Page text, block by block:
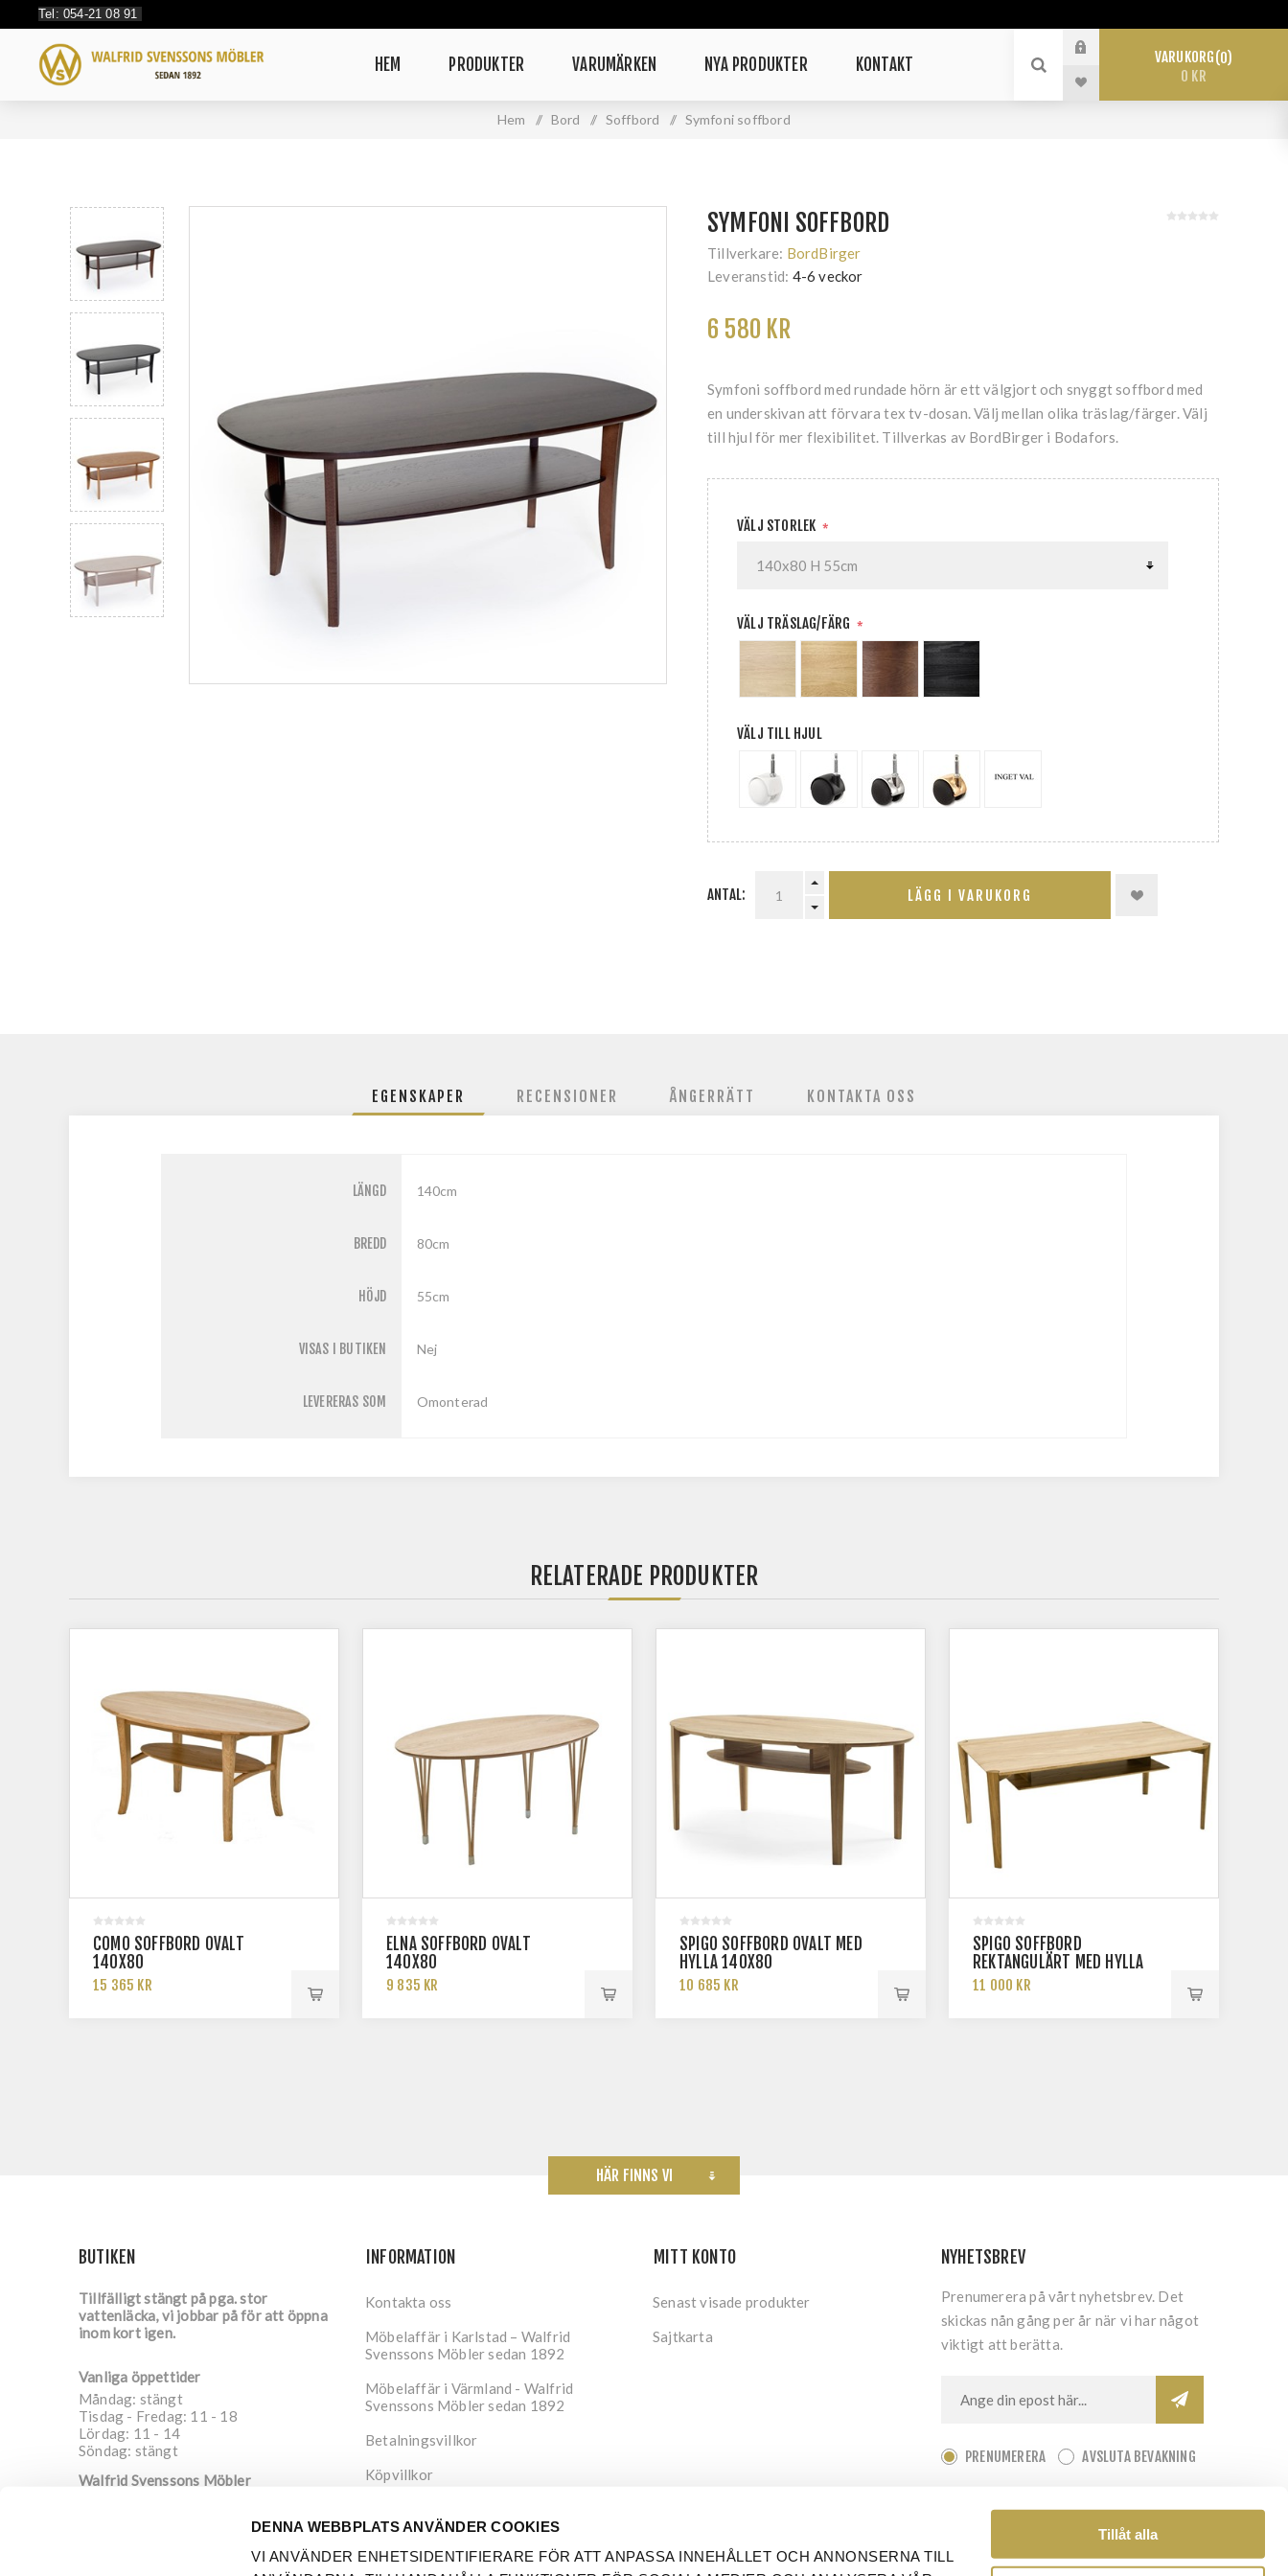
DENNA WEBBPLATS ANVÄNDER COOKIES
VI ANVÄNDER ENHETSIDENTIFIERARE FÖR ATT ANPASSA INNEHÅLLET OCH ANNONSERNA TILL
Tillåt alla
Tel: 054-21 08 91
HEM PRODUKTER VARUMÄRKEN NYA PRODUKTER KONTAKT VARUKORG 0
0 KR
Hem / Bord / Soffbord / Symfoni soffbord
SYMFONI SOFFBORD
Tillverkare: BordBirger
Leveranstid: 4-6 veckor
6 580 KR
Symfoni soffbord med rundade hörn är ett välgjort och snyggt soffbord med
en underskivan att förvara tex tv-dosan. Välj mellan olika träslag/färger. Välj
till hjul för mer flexibilitet. Tillverkas av BordBirger i Bodafors.
VÄLJ STORLEK *
VÄLJ TRÄSLAG/FÄRG *
VÄLJ TILL HJUL
ANTAL: LÄGG I VARUKORG
EGENSKAPER RECENSIONER ÅNGERRÄTT KONTAKTA OSS
LÄNGD 140cm
BREDD 80cm
HÖJD 55cm
VISAS I BUTIKEN Nej
LEVERERAS SOM Omonterad
RELATERADE PRODUKTER
COMO SOFFBORD OVALT
140X80
15 365 KR
ELNA SOFFBORD OVALT
140X80
9 835 KR
SPIGO SOFFBORD OVALT MED
HYLLA 140X80
10 685 KR
SPIGO SOFFBORD
REKTANGULÄRT MED HYLLA
140X80
11 000 KR
HÄR FINNS VI
BUTIKEN
Tillfälligt stängt på pga. stor
vattenläcka, vi jobbar på för att öppna
inom kort igen.
Vanliga öppettider
Måndag: stängt
Tisdag - Fredag: 11 - 18
Lördag: 11 - 14
Söndag: stängt
Walfrid Svenssons Möbler
INFORMATION
Kontakta oss
Möbelaffär i Karlstad – Walfrid
Svenssons Möbler sedan 1892
Möbelaffär i Värmland - Walfrid
Svenssons Möbler sedan 1892
Betalningsvillkor
Köpvillkor
MITT KONTO
Senast visade produkter
Sajtkarta
NYHETSBREV
Prenumerera på vårt nyhetsbrev. Det
skickas nån gång per år när vi har något
viktigt att berätta.
PRENUMERERA AVSLUTA BEVAKNING